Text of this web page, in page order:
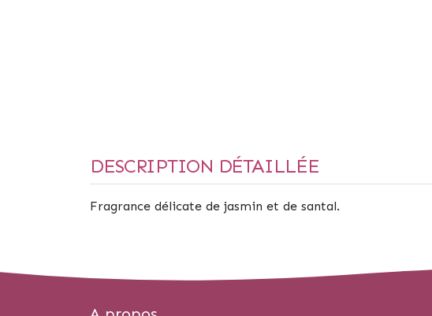
DESCRIPTION DÉTAILLÉE
Fragrance délicate de jasmin et de santal.